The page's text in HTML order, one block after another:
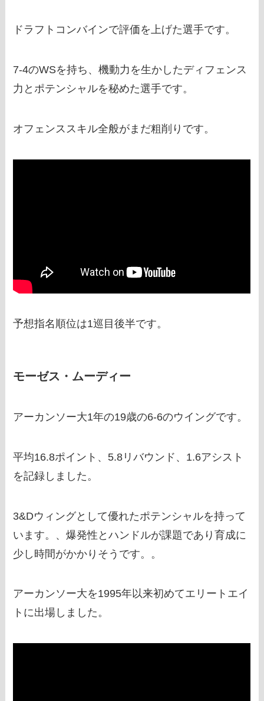
ドラフトコンバインで評価を上げた選手です。
7‐4のWSを持ち、機動力を生かしたディフェンス
力とポテンシャルを秘めた選手です。
オフェンススキル全般がまだ粗削りです。
予想指名順位は1巡目後半です。
モーゼス・ムーディー
アーカンソー大1年の19歳の6-6のウイングです。
平均16.8ポイント、5.8リバウンド、1.6アシスト
を記録しました。
3&Dウィングとして優れたポテンシャルを持って
います。、爆発性とハンドルが課題であり育成に
少し時間がかかりそうです。。
アーカンソー大を1995年以来初めてエリートエイ
トに出場しました。